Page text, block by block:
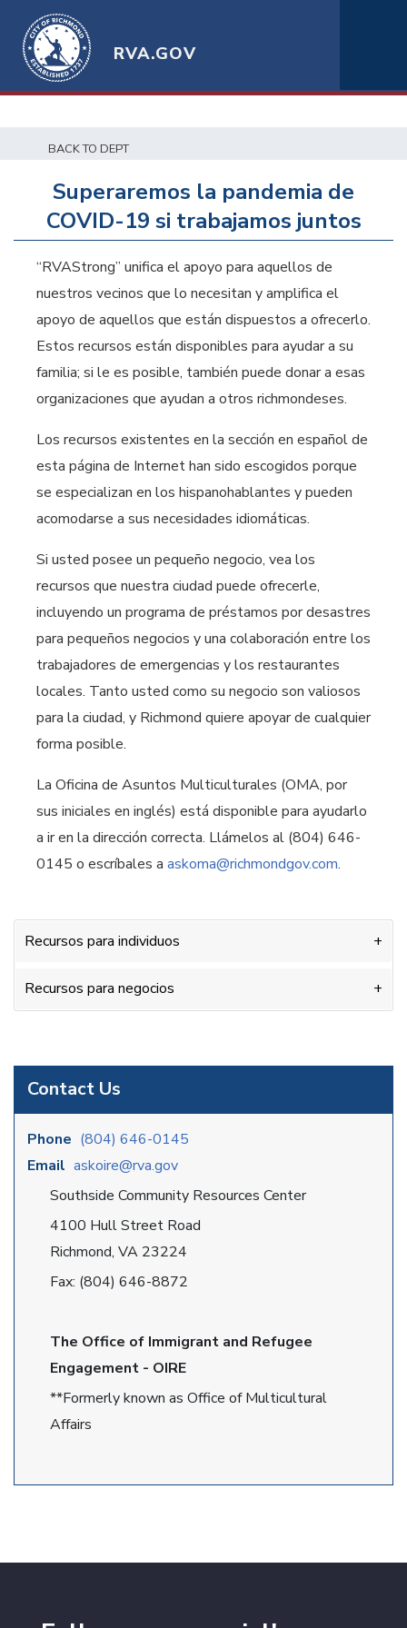
RVA.GOV
BACK TO DEPT
Contact Us
Phone (804) 646-0145
Email askoire@rva.gov
Southside Community Resources Center
4100 Hull Street Road
Richmond, VA 23224
Fax: (804) 646-8872
The Office of Immigrant and Refugee
Engagement - OIRE
**Formerly known as Office of Multicultural
Affairs
Superaremos la pandemia de
COVID-19 si trabajamos juntos
“RVAStrong” unifica el apoyo para aquellos de
nuestros vecinos que lo necesitan y amplifica el
apoyo de aquellos que están dispuestos a ofrecerlo.
Estos recursos están disponibles para ayudar a su
familia; si le es posible, también puede donar a esas
organizaciones que ayudan a otros richmondeses.
Los recursos existentes en la sección en español de
esta página de Internet han sido escogidos porque
se especializan en los hispanohablantes y pueden
acomodarse a sus necesidades idiomáticas.
Si usted posee un pequeño negocio, vea los
recursos que nuestra ciudad puede ofrecerle,
incluyendo un programa de préstamos por desastres
para pequeños negocios y una colaboración entre los
trabajadores de emergencias y los restaurantes
locales. Tanto usted como su negocio son valiosos
para la ciudad, y Richmond quiere apoyar de cualquier
forma posible.
La Oficina de Asuntos Multiculturales (OMA, por
sus iniciales en inglés) está disponible para ayudarlo
a ir en la dirección correcta. Llámelos al (804) 646-
0145 o escríbales a askoma@richmondgov.com.
Recursos para individuos
Recursos para negocios